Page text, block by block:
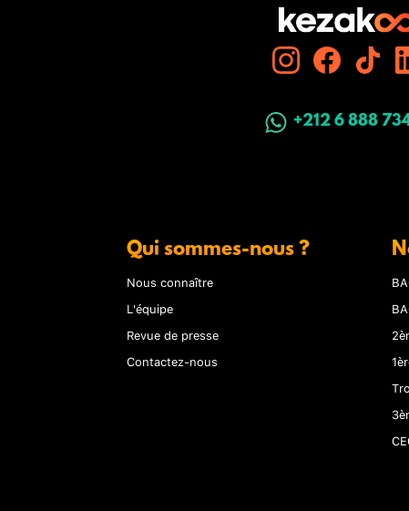
+212 6 888
Qui sommes-nous ?
Nous connaître
L'équipe
Revue de presse
Contactez-nous